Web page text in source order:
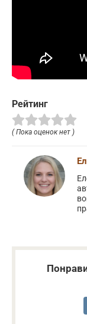
Рейтинг
( Пока оценок нет )